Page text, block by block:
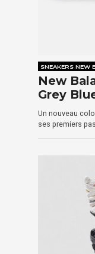
SNEAKERS NEW
New
Grey
Un nouveau
ses premiers